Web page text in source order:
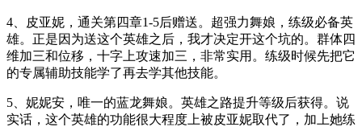
4、皮亚妮，通关第四章1-5后赠送。超强力舞娘，练级必备英
雄。正是因为送这个英雄之后，我才决定开这个坑的。群体四
维加三和位移，十字上攻速加三，非常实用。练级时候先把它
的专属辅助技能学了再去学其他技能。
5、妮妮安，唯一的蓝龙舞娘。英雄之路提升等级后获得。说
实话，这个英雄的功能很大程度上被皮亚妮取代了，加上她练